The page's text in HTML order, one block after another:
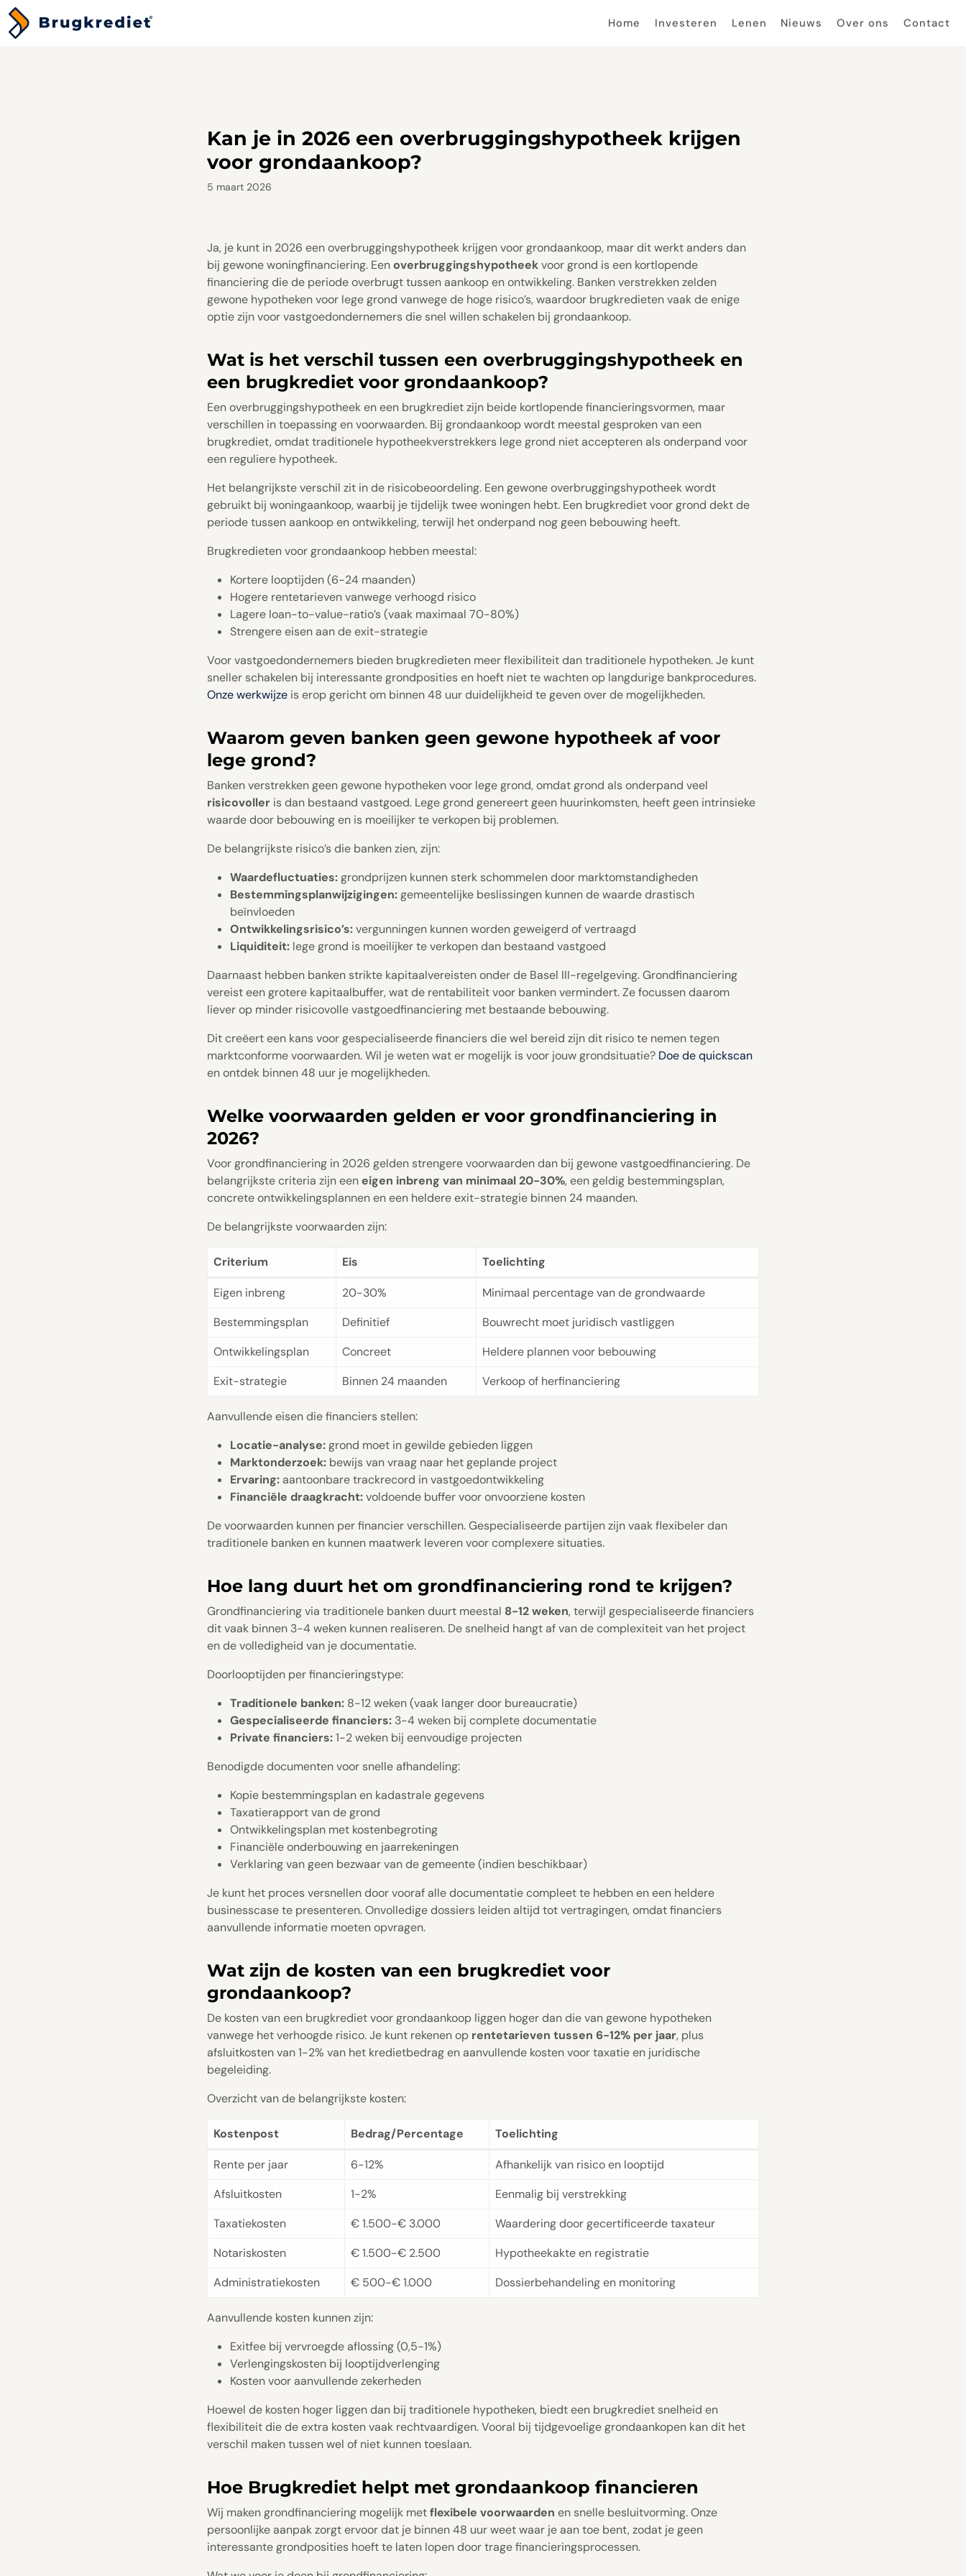
Home Investeren Lenen Nieuws Over ons Contact
Kan je in 2026 een overbruggingshypotheek krijgen
voor grondaankoop?
5 maart 2026
Ja, je kunt in 2026 een overbruggingshypotheek krijgen voor grondaankoop, maar dit werkt anders dan
bij gewone woningfinanciering. Eenoverbruggingshypotheekvoor grond is een kortlopende
financiering die de periode overbrugt tussen aankoop en ontwikkeling. Banken verstrekken zelden
gewone hypotheken voor lege grond vanwege de hoge risico’s, waardoor brugkredieten vaak de enige
optie zijn voor vastgoedondernemers die snel willen schakelen bij grondaankoop.
Wat is het verschil tussen een overbruggingshypotheek en
een brugkrediet voor grondaankoop?
Een overbruggingshypotheek en een brugkrediet zijn beide kortlopende financieringsvormen, maar
verschillen in toepassing en voorwaarden. Bij grondaankoop wordt meestal gesproken van een
brugkrediet, omdat traditionele hypotheekverstrekkers lege grond niet accepteren als onderpand voor
een reguliere hypotheek.
Het belangrijkste verschil zit in de risicobeoordeling. Een gewone overbruggingshypotheek wordt
gebruikt bij woningaankoop, waarbij je tijdelijk twee woningen hebt. Een brugkrediet voor grond dekt de
periode tussen aankoop en ontwikkeling, terwijl het onderpand nog geen bebouwing heeft.
Brugkredieten voor grondaankoop hebben meestal:
Kortere looptijden (6-24 maanden)
Hogere rentetarieven vanwege verhoogd risico
Lagere loan-to-value-ratio’s (vaak maximaal 70-80%)
Strengere eisen aan de exit-strategie
Voor vastgoedondernemers bieden brugkredieten meer flexibiliteit dan traditionele hypotheken. Je kunt
sneller schakelen bij interessante grondposities en hoeft niet te wachten op langdurige bankprocedures.
Onze werkwijze is erop gericht om binnen 48 uur duidelijkheid te geven over de mogelijkheden.
Waarom geven banken geen gewone hypotheek af voor
lege grond?
Banken verstrekken geen gewone hypotheken voor lege grond, omdat grond als onderpand veel
risicovoller is dan bestaand vastgoed. Lege grond genereert geen huurinkomsten, heeft geen intrinsieke
waarde door bebouwing en is moeilijker te verkopen bij problemen.
De belangrijkste risico’s die banken zien, zijn:
Waardefluctuaties:grondprijzen kunnen sterk schommelen door marktomstandigheden
Bestemmingsplanwijzigingen:gemeentelijke beslissingen kunnen de waarde drastisch
beïnvloeden
Ontwikkelingsrisico’s:vergunningen kunnen worden geweigerd of vertraagd
Liquiditeit: lege grond is moeilijker te verkopen dan bestaand vastgoed
Daarnaast hebben banken strikte kapitaalvereisten onder de Basel III-regelgeving. Grondfinanciering
vereist een grotere kapitaalbuffer, wat de rentabiliteit voor banken vermindert. Ze focussen daarom
liever op minder risicovolle vastgoedfinanciering met bestaande bebouwing.
Dit creëert een kans voor gespecialiseerde financiers die wel bereid zijn dit risico te nemen tegen
marktconforme voorwaarden. Wil je weten wat er mogelijk is voor jouw grondsituatie? Doe de quickscan
en ontdek binnen 48 uur je mogelijkheden.
Welke voorwaarden gelden er voor grondfinanciering in
2026?
Voor grondfinanciering in 2026 gelden strengere voorwaarden dan bij gewone vastgoedfinanciering. De
belangrijkste criteria zijn eeneigen inbreng van minimaal 20-30%, een geldig bestemmingsplan,
concrete ontwikkelingsplannen en een heldere exit-strategie binnen 24 maanden.
De belangrijkste voorwaarden zijn:
Criterium Eis Toelichting
Eigen inbreng 20-30%
Minimaal percentage van de grondwaarde
Bestemmingsplan
Definitief
Bouwrecht moet juridisch vastliggen
Ontwikkelingsplan
Concreet
Heldere plannen voor bebouwing
Exit-strategie
Binnen 24 maanden Verkoop of herfinanciering
Aanvullende eisen die financiers stellen:
Locatie-analyse:grond moet in gewilde gebieden liggen
Marktonderzoek: bewijs van vraag naar het geplande project
Ervaring:aantoonbare trackrecord in vastgoedontwikkeling
Financiële draagkracht:voldoende buffer voor onvoorziene kosten
De voorwaarden kunnen per financier verschillen. Gespecialiseerde partijen zijn vaak flexibeler dan
traditionele banken en kunnen maatwerk leveren voor complexere situaties.
Hoe lang duurt het om grondfinanciering rond te krijgen?
Grondfinanciering via traditionele banken duurt meestal 8-12 weken, terwijl gespecialiseerde financiers
dit vaak binnen 3-4 weken kunnen realiseren. De snelheid hangt af van de complexiteit van het project
en de volledigheid van je documentatie.
Doorlooptijden per financieringstype:
Traditionele banken: 8-12 weken (vaak langer door bureaucratie)
Gespecialiseerde financiers: 3-4 weken bij complete documentatie
Private financiers:1-2 weken bij eenvoudige projecten
Benodigde documenten voor snelle afhandeling:
Kopie bestemmingsplan en kadastrale gegevens
Taxatierapport van de grond
Ontwikkelingsplan met kostenbegroting
Financiële onderbouwing en jaarrekeningen
Verklaring van geen bezwaar van de gemeente (indien beschikbaar)
Je kunt het proces versnellen door vooraf alle documentatie compleet te hebben en een heldere
businesscase te presenteren. Onvolledige dossiers leiden altijd tot vertragingen, omdat financiers
aanvullende informatie moeten opvragen.
Wat zijn de kosten van een brugkrediet voor
grondaankoop?
De kosten van een brugkrediet voor grondaankoop liggen hoger dan die van gewone hypotheken
vanwege het verhoogde risico. Je kunt rekenen op rentetarieven tussen 6-12% per jaar, plus
afsluitkosten van 1-2% van het kredietbedrag en aanvullende kosten voor taxatie en juridische
begeleiding.
Overzicht van de belangrijkste kosten:
Kostenpost Bedrag/Percentage Toelichting
Rente per jaar 6-12%
Afhankelijk van risico en looptijd
Afsluitkosten
1-2%
Eenmalig bij verstrekking
Taxatiekosten
€ 1.500-€ 3.000
Waardering door gecertificeerde taxateur
Notariskosten
€ 1.500-€ 2.500
Hypotheekakte en registratie
Administratiekosten
€ 500-€ 1.000 Dossierbehandeling en monitoring
Aanvullende kosten kunnen zijn:
Exitfee bij vervroegde aflossing (0,5-1%)
Verlengingskosten bij looptijdverlenging
Kosten voor aanvullende zekerheden
Hoewel de kosten hoger liggen dan bij traditionele hypotheken, biedt een brugkrediet snelheid en
flexibiliteit die de extra kosten vaak rechtvaardigen. Vooral bij tijdgevoelige grondaankopen kan dit het
verschil maken tussen wel of niet kunnen toeslaan.
Hoe Brugkrediet helpt met grondaankoop financieren
Wij maken grondfinanciering mogelijk metflexibele voorwaarden en snelle besluitvorming. Onze
persoonlijke aanpak zorgt ervoor dat je binnen 48 uur weet waar je aan toe bent, zodat je geen
interessante grondposities hoeft te laten lopen door trage financieringsprocessen.